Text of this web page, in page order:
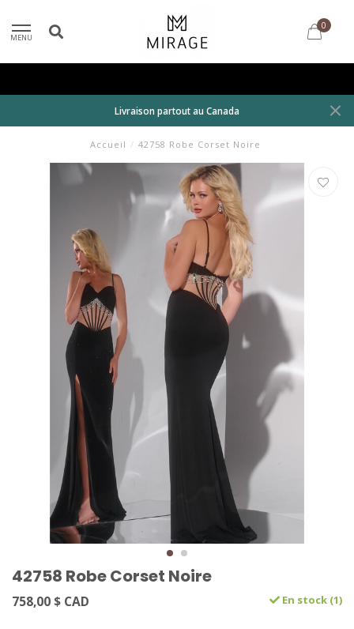
MENU
0
Livraison partout au Canada
Accueil / 42758 Robe Corset Noire
42758 Robe Corset Noire
758,00 $ CAD En stock (1)